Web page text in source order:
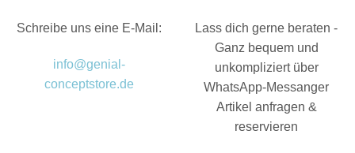
Schreibe uns eine E-Mail:
info@genial-
conceptstore.de
Lass dich gerne beraten -
Ganz bequem und
unkompliziert über
WhatsApp-Messanger
Artikel anfragen &
reservieren